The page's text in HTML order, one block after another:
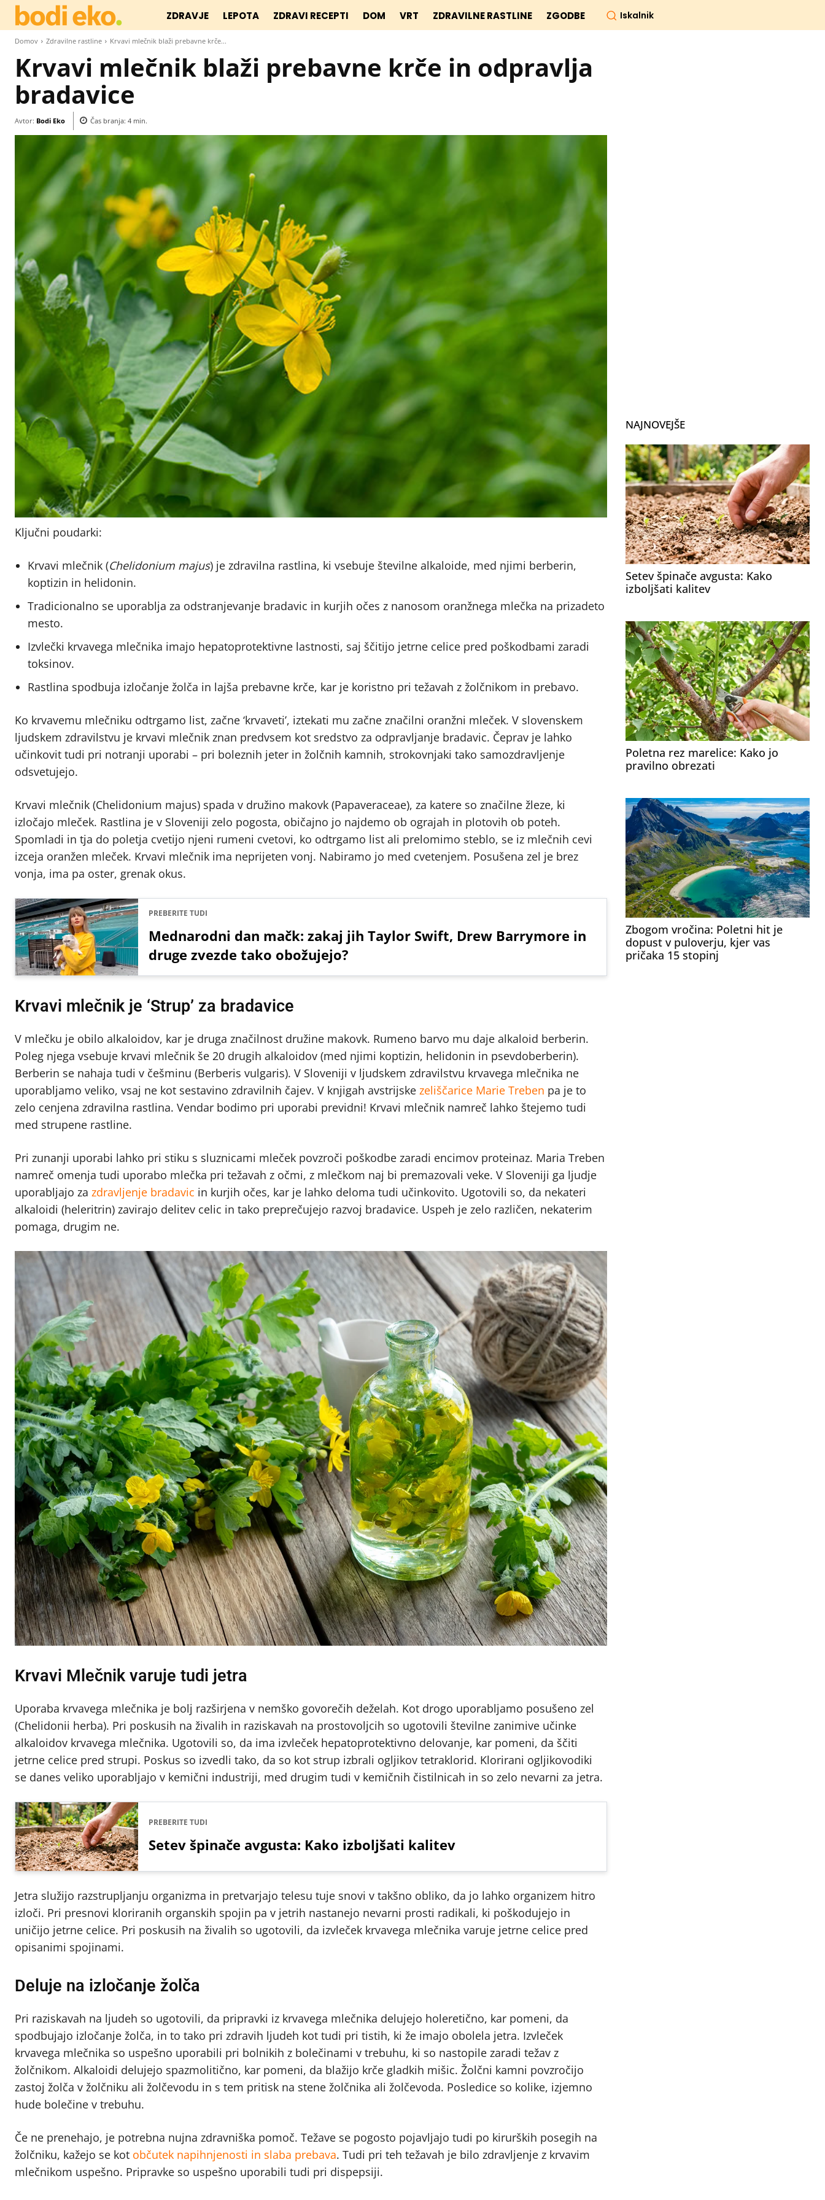
ZDRAVJE LEPOTA ZDRAVI RECEPTI DOM VRT ZDRAVILNE RASTLINE ZGODBE Iskalnik
Domov Zdravilne rastline Krvavi mlečnik blaži prebavne krče...
Krvavi mlečnik blaži prebavne krče in odpravlja
bradavice
Avtor: Bodi Eko Čas branja: 4 min.
Ključni poudarki:
Krvavi mlečnik (Chelidonium majus) je zdravilna rastlina, ki vsebuje številne alkaloide, med njimi berberin,
koptizin in helidonin.
Tradicionalno se uporablja za odstranjevanje bradavic in kurjih očes z nanosom oranžnega mlečka na prizadeto
mesto.
Izvlečki krvavega mlečnika imajo hepatoprotektivne lastnosti, saj ščitijo jetrne celice pred poškodbami zaradi
toksinov.
Rastlina spodbuja izločanje žolča in lajša prebavne krče, kar je koristno pri težavah z žolčnikom in prebavo.
Ko krvavemu mlečniku odtrgamo list, začne ‘krvaveti’, iztekati mu začne značilni oranžni mleček. V slovenskem
ljudskem zdravilstvu je krvavi mlečnik znan predvsem kot sredstvo za odpravljanje bradavic. Čeprav je lahko
učinkovit tudi pri notranji uporabi – pri boleznih jeter in žolčnih kamnih, strokovnjaki tako samozdravljenje
odsvetujejo.
Krvavi mlečnik (Chelidonium majus) spada v družino makovk (Papaveraceae), za katere so značilne žleze, ki
izločajo mleček. Rastlina je v Sloveniji zelo pogosta, običajno jo najdemo ob ograjah in plotovih ob poteh.
Spomladi in tja do poletja cvetijo njeni rumeni cvetovi, ko odtrgamo list ali prelomimo steblo, se iz mlečnih cevi
izceja oranžen mleček. Krvavi mlečnik ima neprijeten vonj. Nabiramo jo med cvetenjem. Posušena zel je brez
vonja, ima pa oster, grenak okus.
PREBERITE TUDI
Mednarodni dan mačk: zakaj jih Taylor Swift, Drew Barrymore in
druge zvezde tako obožujejo?
Krvavi mlečnik je ‘Strup’ za bradavice
V mlečku je obilo alkaloidov, kar je druga značilnost družine makovk. Rumeno barvo mu daje alkaloid berberin.
Poleg njega vsebuje krvavi mlečnik še 20 drugih alkaloidov (med njimi koptizin, helidonin in psevdoberberin).
Berberin se nahaja tudi v češminu (Berberis vulgaris). V Sloveniji v ljudskem zdravilstvu krvavega mlečnika ne
uporabljamo veliko, vsaj ne kot sestavino zdravilnih čajev. V knjigah avstrijske zeliščarice Marie Treben pa je to
zelo cenjena zdravilna rastlina. Vendar bodimo pri uporabi previdni! Krvavi mlečnik namreč lahko štejemo tudi
med strupene rastline.
Pri zunanji uporabi lahko pri stiku s sluznicami mleček povzroči poškodbe zaradi encimov proteinaz. Maria Treben
namreč omenja tudi uporabo mlečka pri težavah z očmi, z mlečkom naj bi premazovali veke. V Sloveniji ga ljudje
uporabljajo za zdravljenje bradavic in kurjih očes, kar je lahko deloma tudi učinkovito. Ugotovili so, da nekateri
alkaloidi (heleritrin) zavirajo delitev celic in tako preprečujejo razvoj bradavice. Uspeh je zelo različen, nekaterim
pomaga, drugim ne.
Krvavi Mlečnik varuje tudi jetra
Uporaba krvavega mlečnika je bolj razširjena v nemško govorečih deželah. Kot drogo uporabljamo posušeno zel
(Chelidonii herba). Pri poskusih na živalih in raziskavah na prostovoljcih so ugotovili številne zanimive učinke
alkaloidov krvavega mlečnika. Ugotovili so, da ima izvleček hepatoprotektivno delovanje, kar pomeni, da ščiti
jetrne celice pred strupi. Poskus so izvedli tako, da so kot strup izbrali ogljikov tetraklorid. Klorirani ogljikovodiki
se danes veliko uporabljajo v kemični industriji, med drugim tudi v kemičnih čistilnicah in so zelo nevarni za jetra.
PREBERITE TUDI
Setev špinače avgusta: Kako izboljšati kalitev
Jetra služijo razstrupljanju organizma in pretvarjajo telesu tuje snovi v takšno obliko, da jo lahko organizem hitro
izloči. Pri presnovi kloriranih organskih spojin pa v jetrih nastanejo nevarni prosti radikali, ki poškodujejo in
uničijo jetrne celice. Pri poskusih na živalih so ugotovili, da izvleček krvavega mlečnika varuje jetrne celice pred
opisanimi spojinami.
Deluje na izločanje žolča
Pri raziskavah na ljudeh so ugotovili, da pripravki iz krvavega mlečnika delujejo holeretično, kar pomeni, da
spodbujajo izločanje žolča, in to tako pri zdravih ljudeh kot tudi pri tistih, ki že imajo obolela jetra. Izvleček
krvavega mlečnika so uspešno uporabili pri bolnikih z bolečinami v trebuhu, ki so nastopile zaradi težav z
žolčnikom. Alkaloidi delujejo spazmolitično, kar pomeni, da blažijo krče gladkih mišic. Žolčni kamni povzročijo
zastoj žolča v žolčniku ali žolčevodu in s tem pritisk na stene žolčnika ali žolčevoda. Posledice so kolike, izjemno
hude bolečine v trebuhu.
Če ne prenehajo, je potrebna nujna zdravniška pomoč. Težave se pogosto pojavljajo tudi po kirurških posegih na
žolčniku, kažejo se kot občutek napihnjenosti in slaba prebava. Tudi pri teh težavah je bilo zdravljenje z krvavim
mlečnikom uspešno. Pripravke so uspešno uporabili tudi pri dispepsiji.
NAJNOVEJŠE
Setev špinače avgusta: Kako
izboljšati kalitev
Poletna rez marelice: Kako jo
pravilno obrezati
Zbogom vročina: Poletni hit je
dopust v puloverju, kjer vas
pričaka 15 stopinj